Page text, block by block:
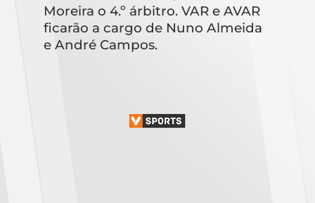
Moreira o 4.º árbitro. VAR e AVAR
ficarão a cargo de Nuno Almeida
e André Campos.